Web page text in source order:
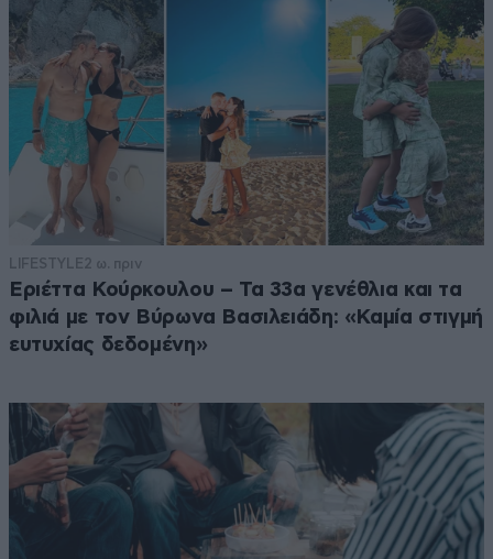
LIFESTYLE2 ω. πριν
Εριέττα Κούρκουλου – Τα 33α γενέθλια και τα
φιλιά με τον Βύρωνα Βασιλειάδη: «Καμία στιγμή
ευτυχίας δεδομένη»